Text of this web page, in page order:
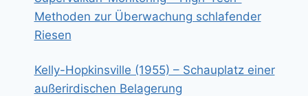
Methoden zur Überwachung schlafender
Riesen
Kelly-Hopkinsville (1955) – Schauplatz einer
außerirdischen Belagerung